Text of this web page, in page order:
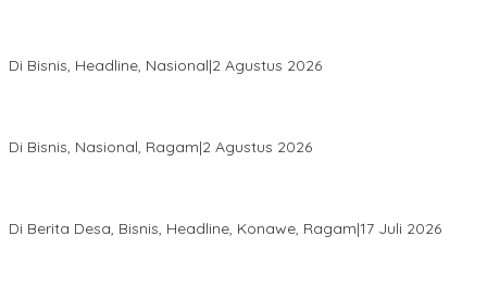
Di Bisnis, Headline, Nasional|2 Agustus 2026
Di Bisnis, Nasional, Ragam|2 Agustus 2026
Di Berita Desa, Bisnis, Headline, Konawe, Ragam|17 Juli 2026